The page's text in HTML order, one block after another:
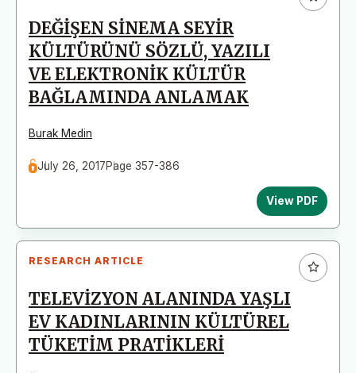
DEĞİŞEN SİNEMA SEYİR
KÜLTÜRÜNÜ SÖZLÜ, YAZILI
VE ELEKTRONİK KÜLTÜR
BAĞLAMINDA ANLAMAK
Burak Medin
July 26, 2017Page 357-386
View PDF
RESEARCH ARTICLE
TELEVİZYON ALANINDA YAŞLI
EV KADINLARININ KÜLTÜREL
TÜKETİM PRATİKLERİ